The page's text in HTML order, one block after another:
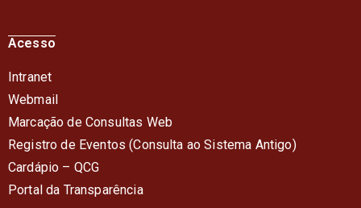
Acesso
Intranet
Webmail
Marcação de Consultas Web
Registro de Eventos (Consulta ao Sistema Antigo)
Cardápio – QCG
Portal da Transparência